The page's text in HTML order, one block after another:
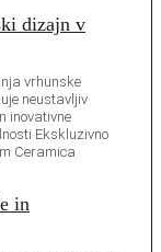
dizajn v
vrhunske
neustavljiv
inovativne
Ekskluzivno
Ceramica
in